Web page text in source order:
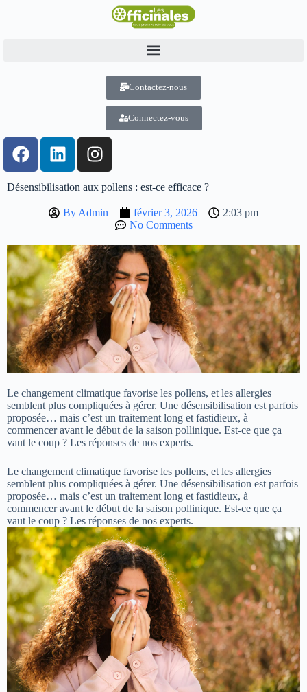
Contactez-nous
Connectez-vous
Désensibilisation aux pollens : est-ce efficace ?
By Admin février 3, 2026
2:03 pm
No Comments
Le changement climatique favorise les pollens, et les allergies
semblent plus compliquées à gérer. Une désensibilisation est parfois
proposée… mais c’est un traitement long et fastidieux, à
commencer avant le début de la saison pollinique. Est-ce que ça
vaut le coup ? Les réponses de nos experts.
Le changement climatique favorise les pollens, et les allergies
semblent plus compliquées à gérer. Une désensibilisation est parfois
proposée… mais c’est un traitement long et fastidieux, à
commencer avant le début de la saison pollinique. Est-ce que ça
vaut le coup ? Les réponses de nos experts.